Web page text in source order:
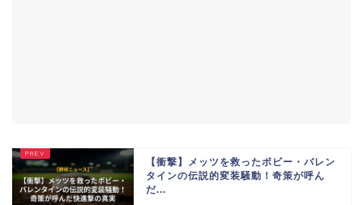
【衝撃】メッツを救ったボビー・バレン
タインの伝説的変装騒動！奇策が呼ん
だ...